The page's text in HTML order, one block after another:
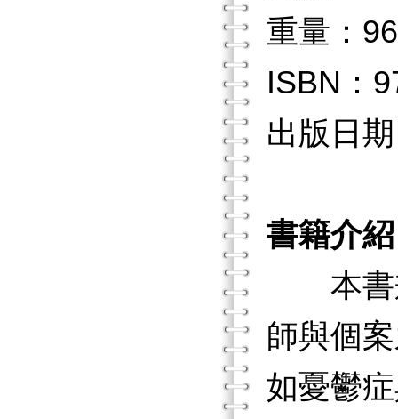
重量：
ISBN：
出版日
書籍介紹
本書兼
師與個
如憂鬱